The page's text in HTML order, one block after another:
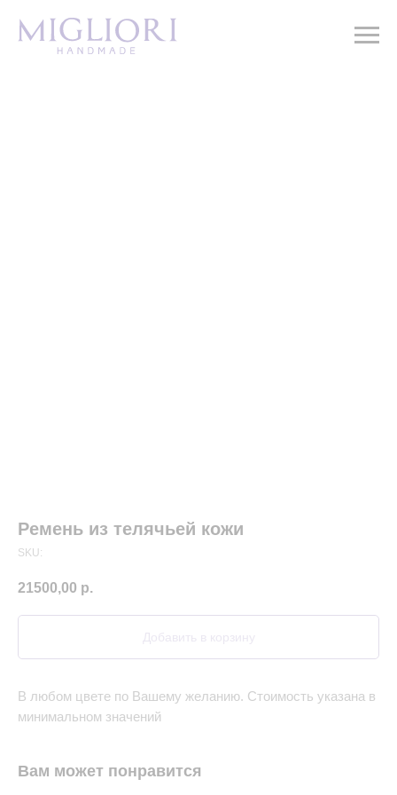
Ремень из телячьей кожи
SKU:
21500,00 р.
Добавить в корзину
В любом цвете по Вашему желанию. Стоимость указана в
минимальном значений
Вам может понравится